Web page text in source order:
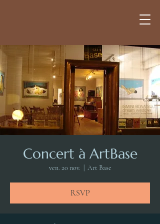
Concert à ArtBase
ven. 20 nov. Art Base
RSVP